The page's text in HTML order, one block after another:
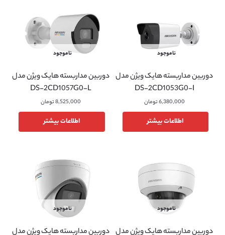
ناموجود
دوربین مداربسته هایک ویژن مدل
DS-2CD1053G0-I
6,380,000تومان
اطلاعات بیشتر
ناموجود
دوربین مداربسته هایک ویژن مدل
DS-2CD1057G0-L
8,525,000تومان
اطلاعات بیشتر
ناموجود
دوربین مداربسته هایک ویژن مدل
ناموجود
دوربین مداربسته هایک ویژن مدل